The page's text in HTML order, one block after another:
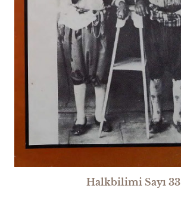
Halkbilimi Sayı 33